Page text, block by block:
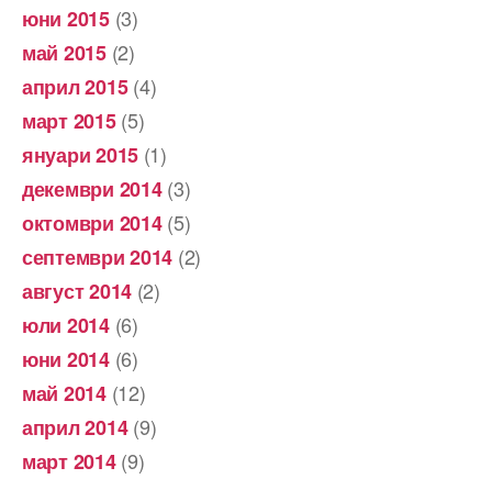
юни 2015(3)
май 2015(2)
април 2015(4)
март 2015(5)
януари 2015 (1)
декември 2014(3)
октомври 2014(5)
септември 2014 (2)
август 2014 (2)
юли 2014(6)
юни 2014(6)
май 2014(12)
април 2014(9)
март 2014(9)